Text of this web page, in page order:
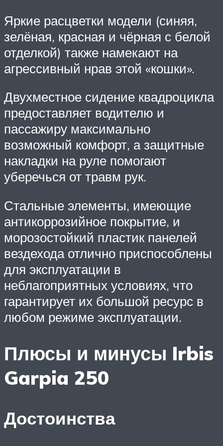
Яркие расцветки модели (синяя,
зелёная, красная и чёрная с белой
отделкой) также намекают на
агрессивный нрав этой «кошки».
Двухместное сидение квадроцикла
предоставляет водителю и
пассажиру максимально
возможный комфорт, а защитные
накладки на руле помогают
уберечься от травм рук.
Стальные элементы, имеющие
антикоррозийное покрытие, и
морозостойкий пластик панелей
вездехода отлично приспособлены
для эксплуатации в
неблагоприятных условиях, что
гарантирует их большой ресурс в
любом режиме эксплуатации.
Плюсы и минусы Irbis
Garpia 250
Достоинства